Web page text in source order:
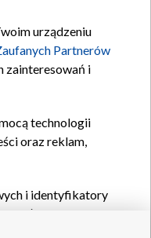
urządzeniu
Partnerów
zainteresowań i
technologii
oraz reklam,
i identyfikatory